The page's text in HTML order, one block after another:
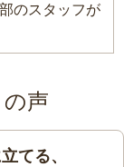
のスタッフが
声
てる、